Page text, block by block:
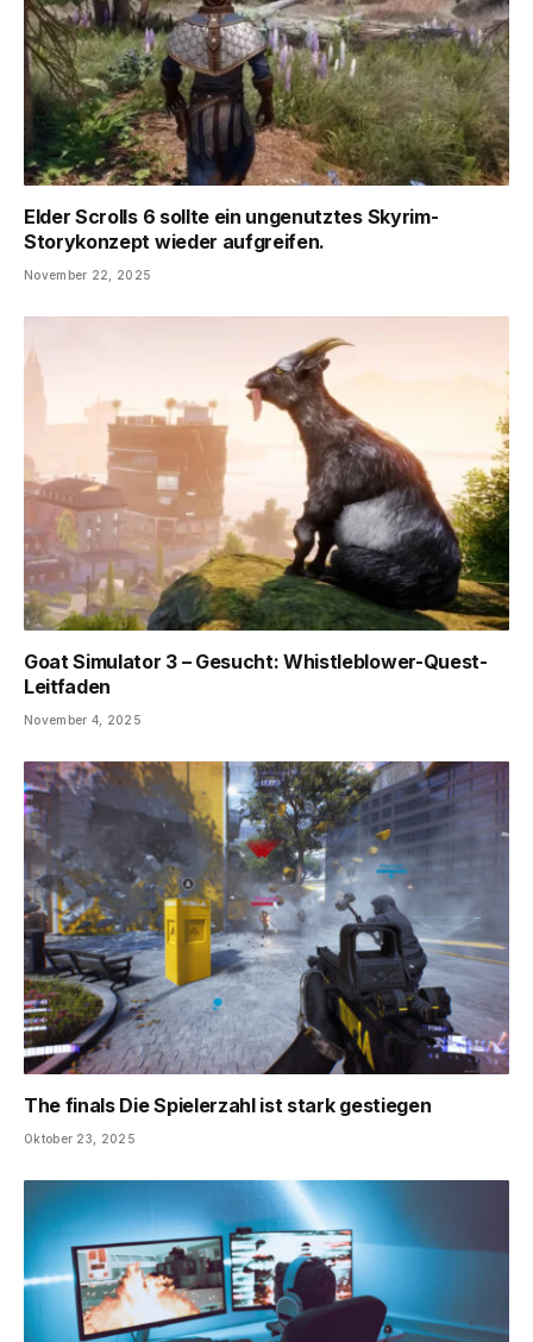
Elder Scrolls 6 sollte ein ungenutztes Skyrim-
Storykonzept wieder aufgreifen.
November 22, 2025
Goat Simulator 3 – Gesucht: Whistleblower-Quest-
Leitfaden
November 4, 2025
The finals Die Spielerzahl ist stark gestiegen
Oktober 23, 2025